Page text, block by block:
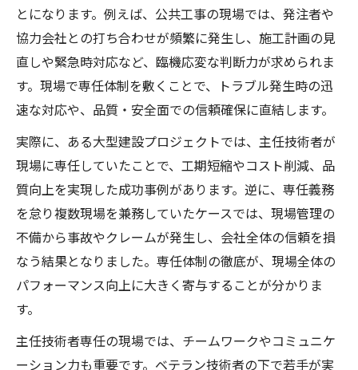
とになります。例えば、公共工事の現場では、発注者や
協力会社との打ち合わせが頻繁に発生し、施工計画の見
直しや緊急時対応など、臨機応変な判断力が求められま
す。現場で専任体制を敷くことで、トラブル発生時の迅
速な対応や、品質・安全面での信頼確保に直結します。
実際に、ある大型建設プロジェクトでは、主任技術者が
現場に専任していたことで、工期短縮やコスト削減、品
質向上を実現した成功事例があります。逆に、専任義務
を怠り複数現場を兼務していたケースでは、現場管理の
不備から事故やクレームが発生し、会社全体の信頼を損
なう結果となりました。専任体制の徹底が、現場全体の
パフォーマンス向上に大きく寄与することが分かりま
す。
主任技術者専任の現場では、チームワークやコミュニケ
ーション力も重要です。ベテラン技術者の下で若手が実